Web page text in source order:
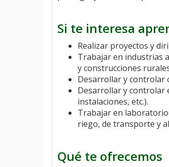
Si te interesa
Realizar proyectos y
Trabajar en industrias
y construcciones
Desarrollar y controlar
Desarrollar y controlar
instalaciones, etc.).
Trabajar en
riego, de transporte y
Qué te ofrecemos